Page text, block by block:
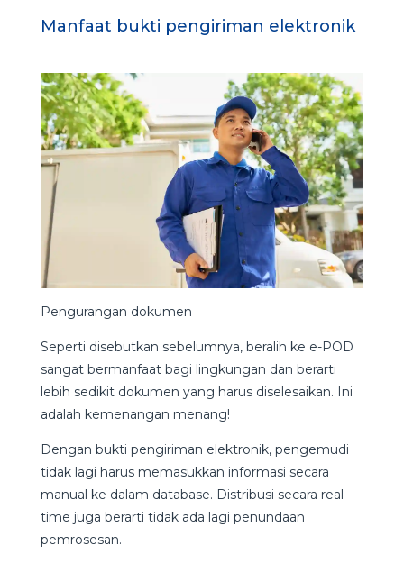
Manfaat bukti pengiriman elektronik
Pengurangan dokumen
Seperti disebutkan sebelumnya, beralih ke e-POD
sangat bermanfaat bagi lingkungan dan berarti
lebih sedikit dokumen yang harus diselesaikan. Ini
adalah kemenangan menang!
Dengan bukti pengiriman elektronik, pengemudi
tidak lagi harus memasukkan informasi secara
manual ke dalam database. Distribusi secara real
time juga berarti tidak ada lagi penundaan
pemrosesan.